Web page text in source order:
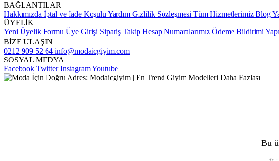
BAĞLANTILAR
Hakkımızda İptal ve İade Koşulu Yardım Gizlilik Sözleşmesi Tüm Hizmetlerimiz Blog
ÜYELİK
Yeni Üyelik Formu Üye Girişi Sipariş Takip Hesap Numaralarımız Ödeme Bildirimi
BİZE ULAŞIN
0212 909 52 64 info@modaicgiyim.com
SOSYAL MEDYA
Facebook TwitterInstagramYoutube
Bu